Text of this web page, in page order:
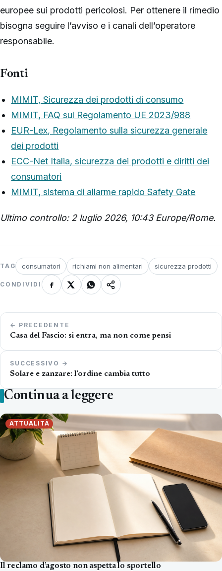
europee sui prodotti pericolosi. Per ottenere il rimedio
bisogna seguire l’avviso e i canali dell’operatore
responsabile.
Fonti
MIMIT, Sicurezza dei prodotti di consumo
MIMIT, FAQ sul Regolamento UE 2023/988
EUR-Lex, Regolamento sulla sicurezza generale
dei prodotti
ECC-Net Italia, sicurezza dei prodotti e diritti dei
consumatori
MIMIT, sistema di allarme rapido Safety Gate
Ultimo controllo: 2 luglio 2026, 10:43 Europe/Rome.
TAG consumatori richiami non alimentari sicurezza prodotti
CONDIVIDI
Navigazione
articoli
← PRECEDENTE
Casa del Fascio: si entra, ma non come pensi
SUCCESSIVO →
Solare e zanzare: l’ordine cambia tutto
Continua a leggere
ATTUALITÀ
Il reclamo d’agosto non aspetta lo sportello